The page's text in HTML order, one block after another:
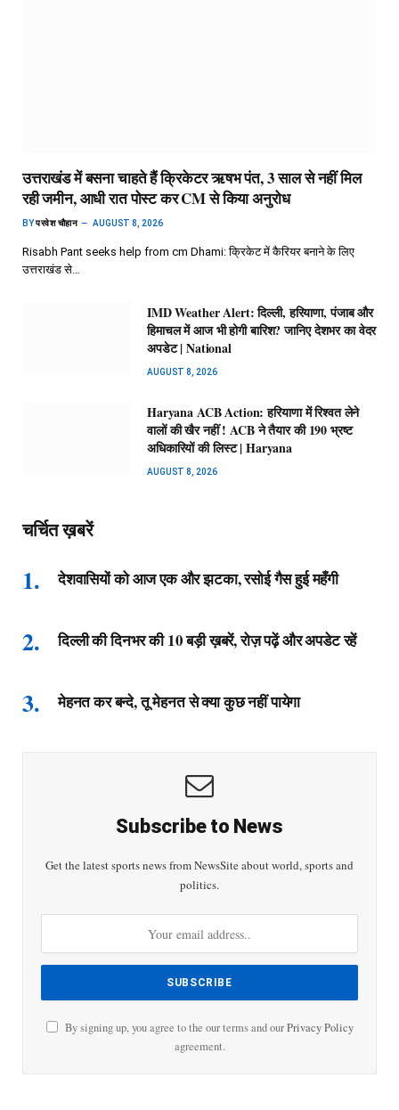
उत्तराखंड में बसना चाहते हैं क्रिकेटर ऋषभ पंत, 3 साल से नहीं मिल
रही जमीन, आधी रात पोस्ट कर CM से किया अनुरोध
BYपरवेश चौहान AUGUST 8, 2026
Risabh Pant seeks help from cm Dhami: क्रिकेट में कैरियर बनाने के लिए
उत्तराखंड से…
IMD Weather Alert: दिल्ली, हरियाणा, पंजाब और
हिमाचल में आज भी होगी बारिश? जानिए देशभर का वेदर
अपडेट | National
AUGUST 8, 2026
Haryana ACB Action: हरियाणा में रिश्वत लेने
वालों की खैर नहीं ! ACB ने तैयार की 190 भ्रष्ट
अधिकारियों की लिस्ट | Haryana
AUGUST 8, 2026
चर्चित ख़बरें
देशवासियों को आज एक और झटका, रसोई गैस हुई महँगी
दिल्ली की दिनभर की 10 बड़ी ख़बरें, रोज़ पढ़ें और अपडेट रहें
मेहनत कर बन्दे, तू मेहनत से क्या कुछ नहीं पायेगा
Subscribe to News
Get the latest sports news from NewsSite about world, sports and
politics.
By signing up, you agree to the our terms and ourPrivacy Policy
agreement.